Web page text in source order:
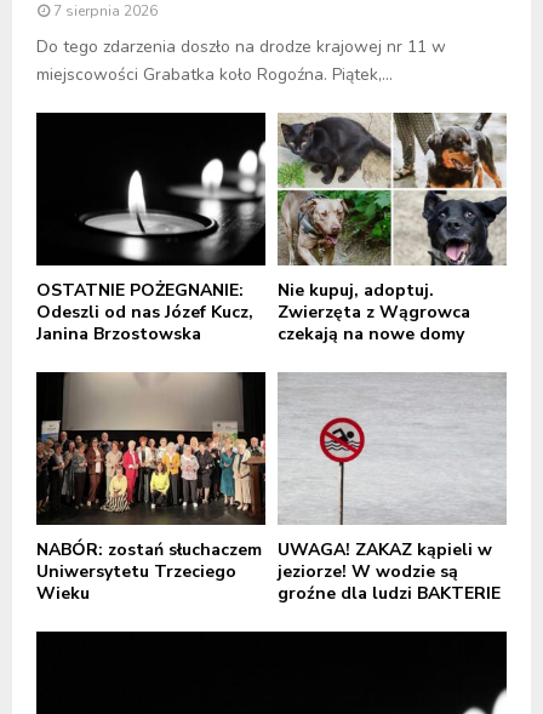
7 sierpnia 2026
Do tego zdarzenia doszło na drodze krajowej nr 11 w
miejscowości Grabatka koło Rogoźna. Piątek,...
OSTATNIE POŻEGNANIE:
Odeszli od nas Józef Kucz,
Janina Brzostowska
Nie kupuj, adoptuj.
Zwierzęta z Wągrowca
czekają na nowe domy
NABÓR: zostań słuchaczem
Uniwersytetu Trzeciego
Wieku
UWAGA! ZAKAZ kąpieli w
jeziorze! W wodzie są
groźne dla ludzi BAKTERIE